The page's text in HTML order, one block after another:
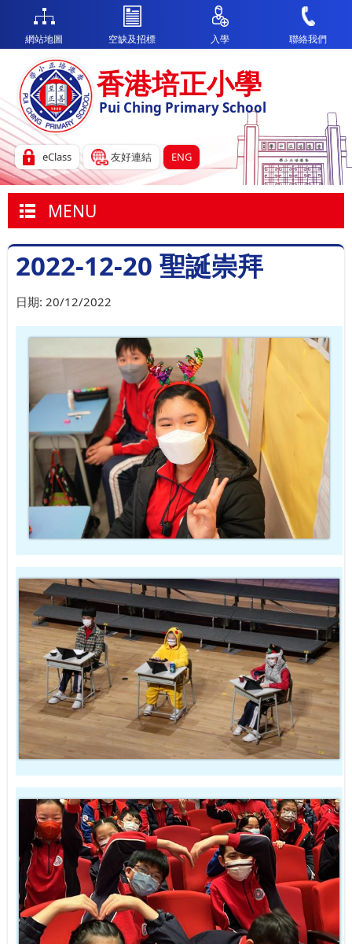
香港培正小學
Pui Ching Primary School
eClass 友好連結 ENG
網站地圖 空缺及招標 入學 聯絡我們
MENU
2022-12-20 聖誕崇拜
日期: 20/12/2022